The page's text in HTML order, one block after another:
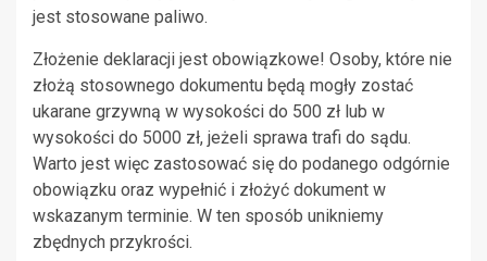
jest stosowane paliwo.
Złożenie deklaracji jest obowiązkowe! Osoby, które nie
złożą stosownego dokumentu będą mogły zostać
ukarane grzywną w wysokości do 500 zł lub w
wysokości do 5000 zł, jeżeli sprawa trafi do sądu.
Warto jest więc zastosować się do podanego odgórnie
obowiązku oraz wypełnić i złożyć dokument w
wskazanym terminie. W ten sposób unikniemy
zbędnych przykrości.